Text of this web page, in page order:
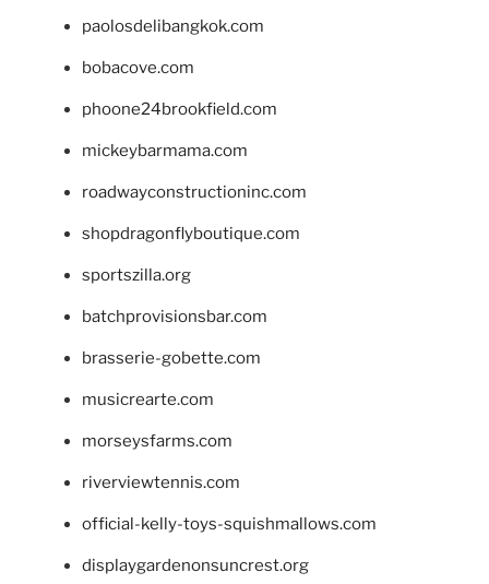
paolosdelibangkok.com
bobacove.com
phoone24brookfield.com
mickeybarmama.com
roadwayconstructioninc.com
shopdragonflyboutique.com
sportszilla.org
batchprovisionsbar.com
brasserie-gobette.com
musicrearte.com
morseysfarms.com
riverviewtennis.com
official-kelly-toys-squishmallows.com
displaygardenonsuncrest.org